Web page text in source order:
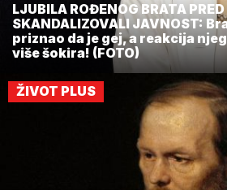
LJUBILA ROĐENOG BRATA
SKANDALIZOVALI JAVNOST:
priznao da je gej, a reakcija
više šokira! (FOTO)
ŽIVOT PLUS